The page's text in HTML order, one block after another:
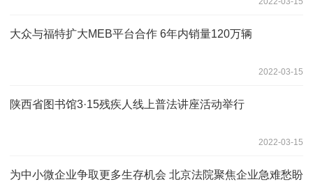
大众与福特扩大MEB平台合作 6年内销量120万辆
2022-03-15
陕西省图书馆3·15残疾人线上普法讲座活动举行
2022-03-15
为中小微企业争取更多生存机会 北京法院聚焦企业急难愁盼